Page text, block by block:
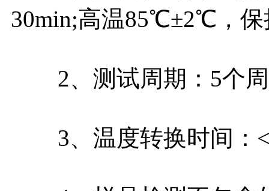
30min;高温85℃±2℃，保
2、测试周期：5个
3、温度转换时间：